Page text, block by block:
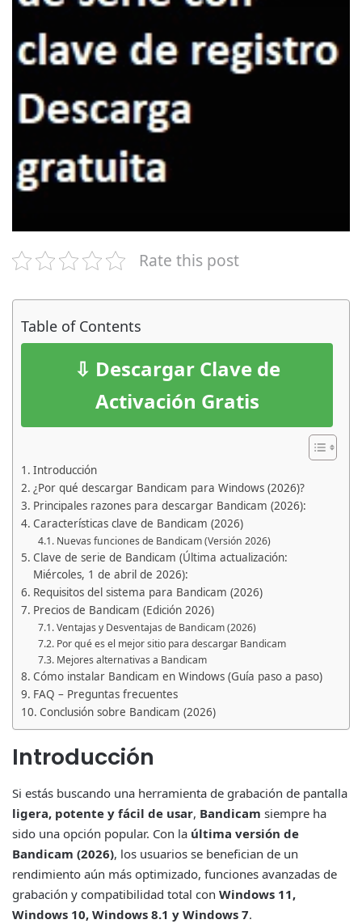
Rate this post
Table of Contents
⇩ Descargar Clave de
Activación Gratis
Introducción
¿Por qué descargar Bandicam para Windows (2026)?
Principales razones para descargar Bandicam (2026):
Características clave de Bandicam (2026)
Nuevas funciones de Bandicam (Versión 2026)
Clave de serie de Bandicam (Última actualización:
Miércoles, 1 de abril de 2026):
Requisitos del sistema para Bandicam (2026)
Precios de Bandicam (Edición 2026)
Ventajas y Desventajas de Bandicam (2026)
Por qué es el mejor sitio para descargar Bandicam
Mejores alternativas a Bandicam
Cómo instalar Bandicam en Windows (Guía paso a paso)
FAQ – Preguntas frecuentes
Conclusión sobre Bandicam (2026)
Introducción
Si estás buscando una herramienta de grabación de pantalla
ligera, potente y fácil de usar, Bandicam siempre ha
sido una opción popular. Con la última versión de
Bandicam (2026), los usuarios se benefician de un
rendimiento aún más optimizado, funciones avanzadas de
grabación y compatibilidad total con Windows 11,
Windows 10, Windows 8.1 y Windows 7.